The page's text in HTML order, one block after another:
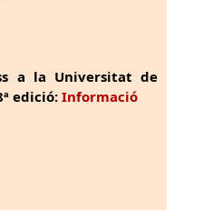
a la Universitat de
edició: Informació